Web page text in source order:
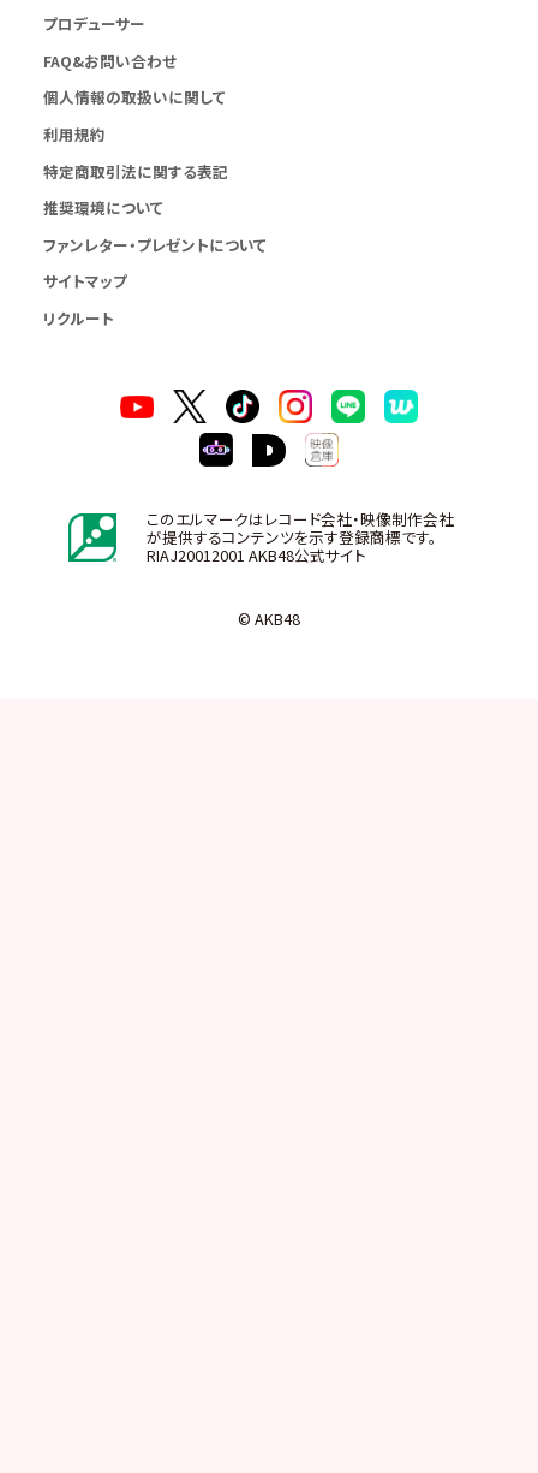
プロデューサー
FAQ&お問い合わせ
個人情報の取扱いに関して
利用規約
特定商取引法に関する表記
推奨環境について
ファンレター・プレゼントについて
サイトマップ
リクルート
このエルマークはレコード会社・映像制作会社
が提供するコンテンツを示す登録商標です。
RIAJ20012001 AKB48公式サイト
© AKB48